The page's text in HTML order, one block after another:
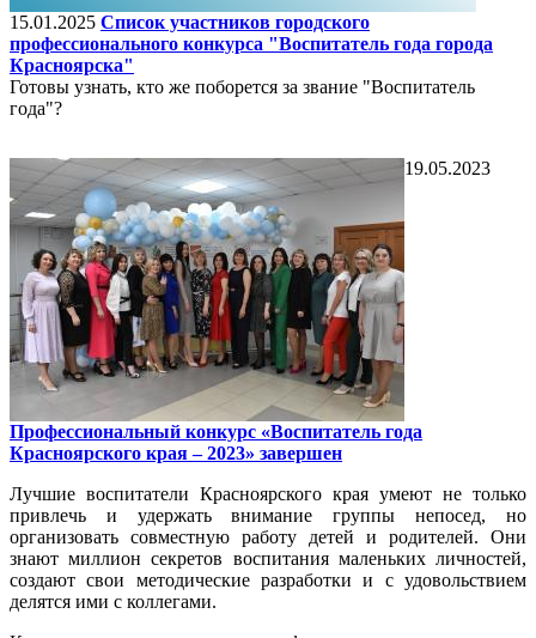
15.01.2025 Список участников городского
профессионального конкурса "Воспитатель года города
Красноярска"
Готовы узнать, кто же поборется за звание "Воспитатель
года"?
19.05.2023
Профессиональный конкурс «Воспитатель года
Красноярского края – 2023» завершен
Лучшие воспитатели Красноярского края умеют не только
привлечь и удержать внимание группы непосед, но
организовать совместную работу детей и родителей. Они
знают миллион секретов воспитания маленьких личностей,
создают свои методические разработки и с удовольствием
делятся ими с коллегами.